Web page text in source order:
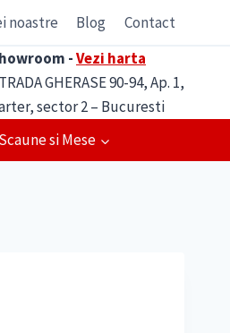
noastre Blog Contact
-Vezi harta
GHERASE 90-94, Ap. 1,
sector 2 – Bucuresti
Scaune si Mese